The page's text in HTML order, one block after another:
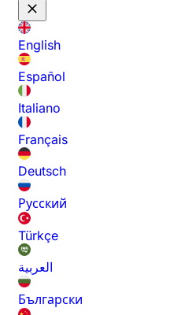
English
Español
Italiano
Français
Deutsch
Русский
Türkçe
العربية
Български